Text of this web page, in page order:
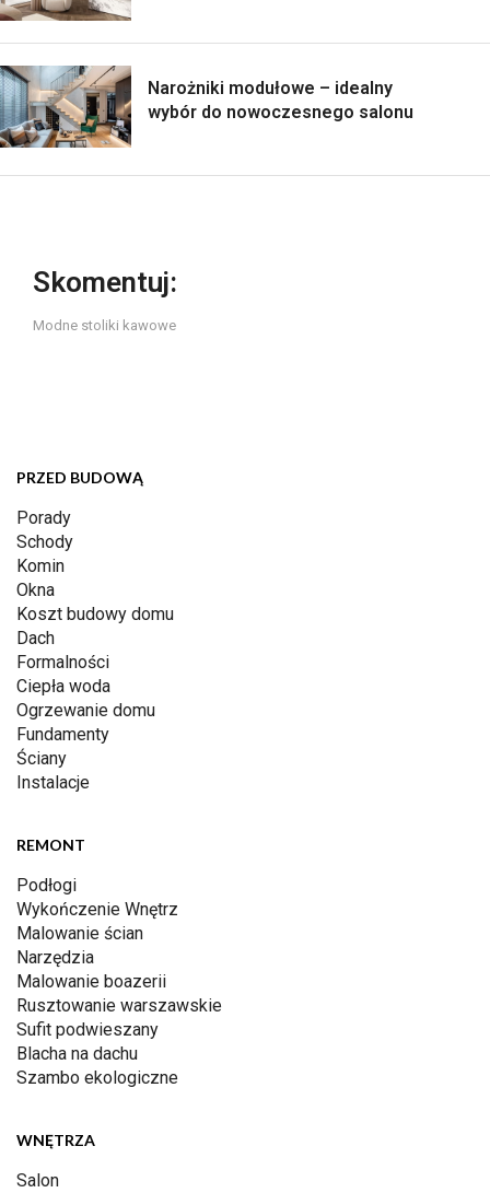
Narożniki modułowe – idealny
wybór do nowoczesnego salonu
Skomentuj:
Modne stoliki kawowe
PRZED BUDOWĄ
Porady
Schody
Komin
Okna
Koszt budowy domu
Dach
Formalności
Ciepła woda
Ogrzewanie domu
Fundamenty
Ściany
Instalacje
REMONT
Podłogi
Wykończenie Wnętrz
Malowanie ścian
Narzędzia
Malowanie boazerii
Rusztowanie warszawskie
Sufit podwieszany
Blacha na dachu
Szambo ekologiczne
WNĘTRZA
Salon